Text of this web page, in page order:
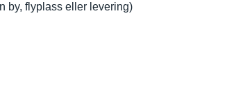
by, flyplass eller levering)